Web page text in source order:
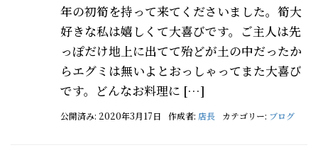
年の初筍を持って来てくださいました。筍大
好きな私は嬉しくて大喜びです。ご主人は先
っぽだけ地上に出てて殆どが土の中だったか
らエグミは無いよとおっしゃってまた大喜び
です。どんなお料理に […]
公開済み: 2020年3月17日 作成者: 店長 カテゴリー: ブログ